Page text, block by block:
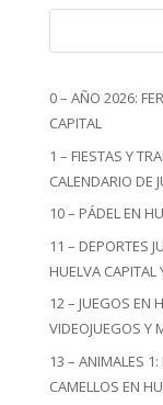
0 – AÑO 2026:
CAPITAL
1 – FIESTAS Y
CALENDARIO DE
10 – PÁDEL EN
11 – DEPORTES
HUELVA CAPITAL
12 – JUEGOS EN
VIDEOJUEGOS Y
13 – ANIMALES 1:
CAMELLOS EN